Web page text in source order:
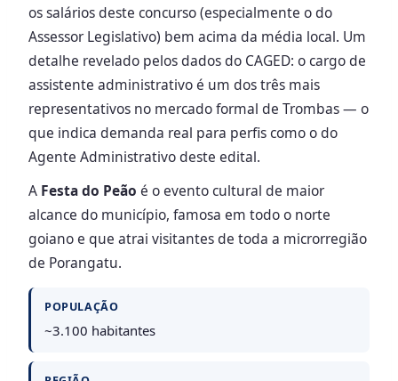
os salários deste concurso (especialmente o do
Assessor Legislativo) bem acima da média local. Um
detalhe revelado pelos dados do CAGED: o cargo de
assistente administrativo é um dos três mais
representativos no mercado formal de Trombas — o
que indica demanda real para perfis como o do
Agente Administrativo deste edital.
A Festa do Peão é o evento cultural de maior
alcance do município, famosa em todo o norte
goiano e que atrai visitantes de toda a microrregião
de Porangatu.
POPULAÇÃO
~3.100 habitantes